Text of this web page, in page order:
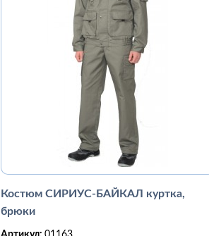
Костюм СИРИУС-БАЙКАЛ куртка,
брюки